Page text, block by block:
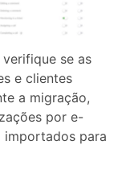
se as
e clientes
a migração,
por e-
importados para